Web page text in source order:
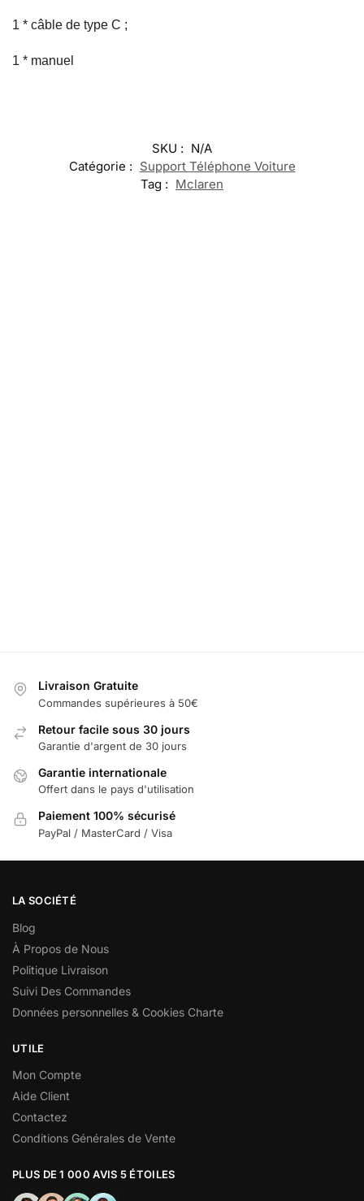
1 * câble de type C ;
1 * manuel
SKU : N/A
Catégorie : Support Téléphone Voiture
Tag : Mclaren
Livraison Gratuite
Commandes supérieures à 50€
Retour facile sous 30 jours
Garantie d'argent de 30 jours
Garantie internationale
Offert dans le pays d'utilisation
Paiement 100% sécurisé
PayPal / MasterCard / Visa
LA SOCIÉTÉ
Blog
À Propos de Nous
Politique Livraison
Suivi Des Commandes
Données personnelles & Cookies Charte
UTILE
Mon Compte
Aide Client
Contactez
Conditions Générales de Vente
PLUS DE 1 000 AVIS 5 ÉTOILES